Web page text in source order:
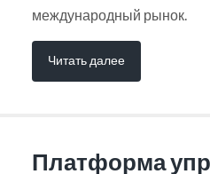
международный рынок.
Читать далее
Платформа